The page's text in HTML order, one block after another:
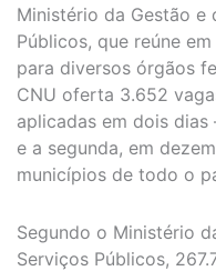
Ministério da Gestão e
Públicos, que reúne
para diversos órgãos
CNU oferta 3.652
aplicadas em dois
e a segunda, em
municípios de todo o
Segundo o Ministério
Serviços Públicos,